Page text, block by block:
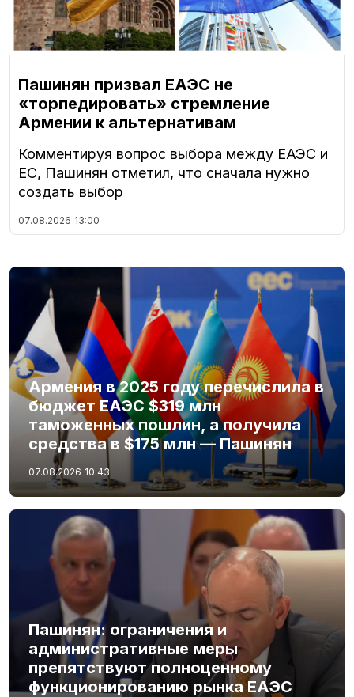
Пашинян призвал ЕАЭС не
«торпедировать» стремление
Армении к альтернативам
Комментируя вопрос выбора между ЕАЭС и
ЕС, Пашинян отметил, что сначала нужно
создать выбор
07.08.2026 13:00
Армения в 2025 году перечислила в
бюджет ЕАЭС $319 млн
таможенных пошлин, а получила
средства в $175 млн — Пашинян
07.08.2026 10:43
Пашинян: ограничения и
административные меры
препятствуют полноценному
функционированию рынка ЕАЭС